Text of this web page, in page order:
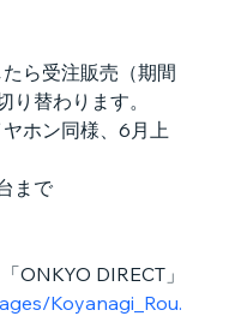
ら受注販売（期間
り替わります。
ホン同様、6月上
まで
ONKYO DIRECT」
Koyanagi_Rou.